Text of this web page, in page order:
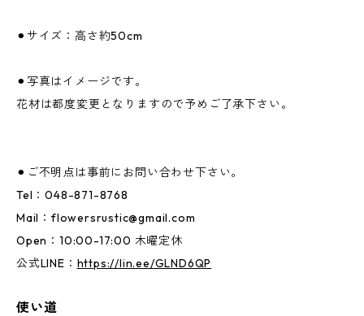
⚫︎サイズ：高さ約50cm
⚫︎写真はイメージです。
花材は都度変更となりますので予めご了承下さい。
⚫︎ご不明点は事前にお問い合わせ下さい。
Tel：048-871-8768
Mail： flowersrustic@gmail.com
Open：10:00-17:00 木曜定休
公式LINE： https://lin.ee/GLND6QP
使い道